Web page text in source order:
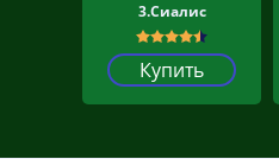
3.Сиалис
Купить